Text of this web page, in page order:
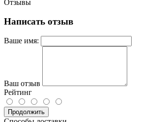
Отзывы
Написать отзыв
Ваше имя:
Ваш отзыв
Рейтинг
Продолжить